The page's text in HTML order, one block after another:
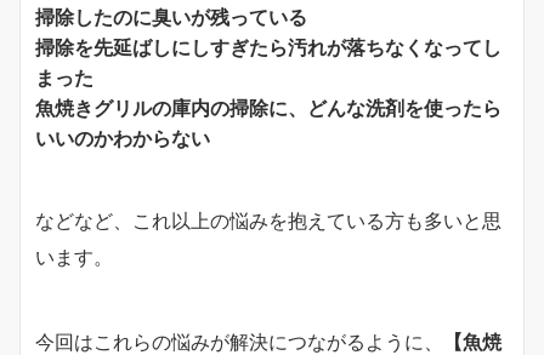
掃除したのに臭いが残っている
掃除を先延ばしにしすぎたら汚れが落ちなくなってし
まった
魚焼きグリルの庫内の掃除に、どんな洗剤を使ったら
いいのかわからない
などなど、これ以上の悩みを抱えている方も多いと思
います。
今回はこれらの悩みが解決につながるように、
【魚焼